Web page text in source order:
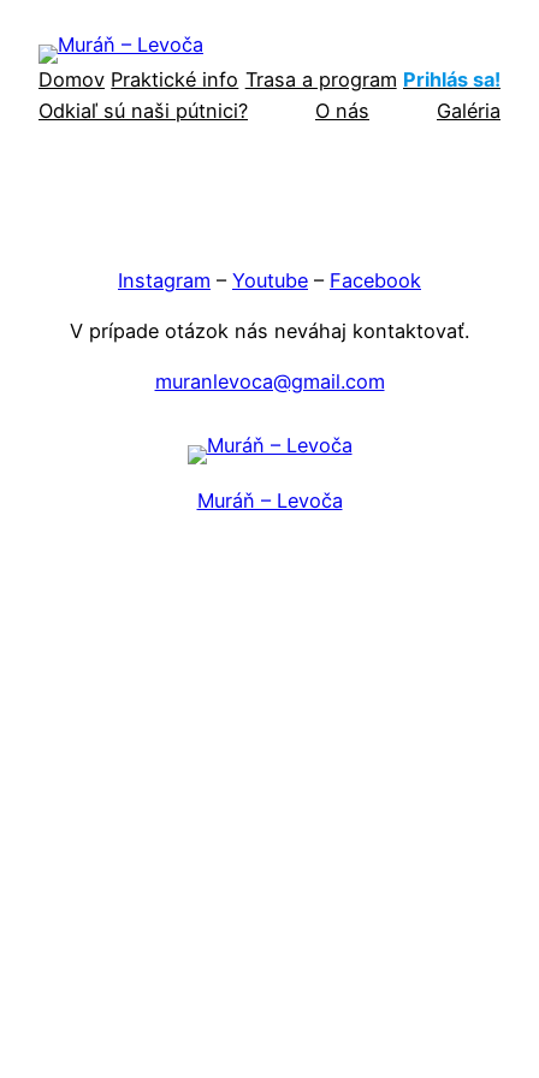
obsah
Domov Praktické info Trasa a program Prihlás sa!
Odkiaľ sú naši pútnici?
O nás Galéria
Instagram – Youtube – Facebook
V prípade otázok nás neváhaj kontaktovať.
muranlevoca@gmail.com
Muráň – Levoča